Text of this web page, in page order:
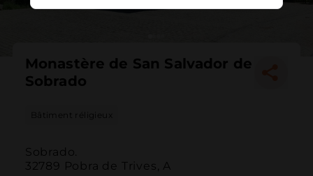
Monastère de San Salvador de
Sobrado
Bâtiment réligieux
Sobrado.
32789 Pobra de Trives, A